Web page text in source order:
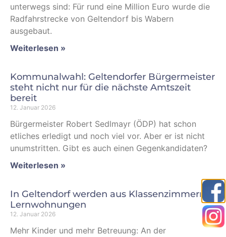
unterwegs sind: Für rund eine Million Euro wurde die
Radfahrstrecke von Geltendorf bis Wabern
ausgebaut.
Weiterlesen »
Kommunalwahl: Geltendorfer Bürgermeister
steht nicht nur für die nächste Amtszeit
bereit
12. Januar 2026
Bürgermeister Robert Sedlmayr (ÖDP) hat schon
etliches erledigt und noch viel vor. Aber er ist nicht
unumstritten. Gibt es auch einen Gegenkandidaten?
Weiterlesen »
In Geltendorf werden aus Klassenzimmern
Lernwohnungen
12. Januar 2026
Mehr Kinder und mehr Betreuung: An der